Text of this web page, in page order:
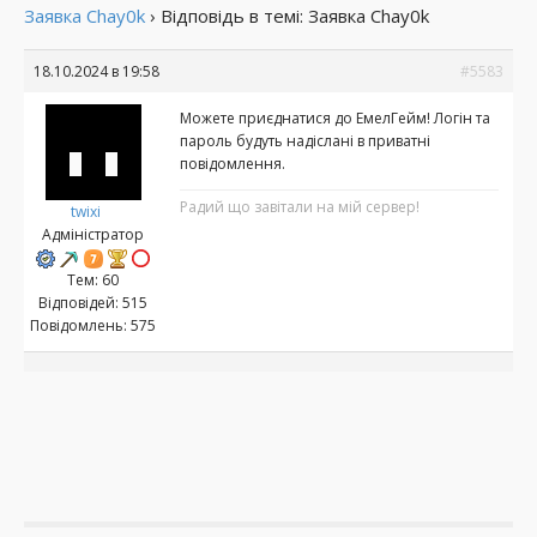
Заявка Chay0k › Відповідь в темі: Заявка Chay0k
18.10.2024 в 19:58 #5583
twixi
Адміністратор
Тем: 60
Відповідей: 515
Повідомлень: 575
Можете приєднатися до ЕмелГейм! Логін та
пароль будуть надіслані в приватні
повідомлення.
Радий що завітали на мій сервер!